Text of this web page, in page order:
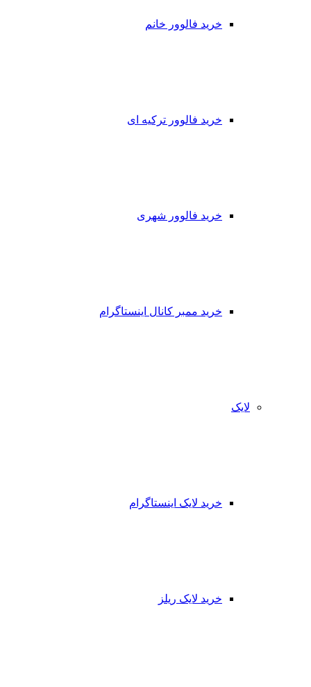
خرید فالوور خانم
خرید فالوور ترکیه ای
خرید فالوور شهری
خرید ممبر کانال اینستاگرام
لایک
خرید لایک اینستاگرام
خرید لایک ریلز